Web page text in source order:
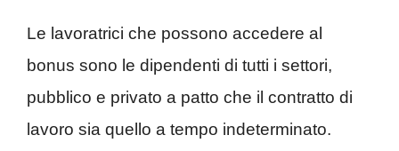
Le lavoratrici che possono accedere al
bonus sono le dipendenti di tutti i settori,
pubblico e privato a patto che il contratto di
lavoro sia quello a tempo indeterminato.